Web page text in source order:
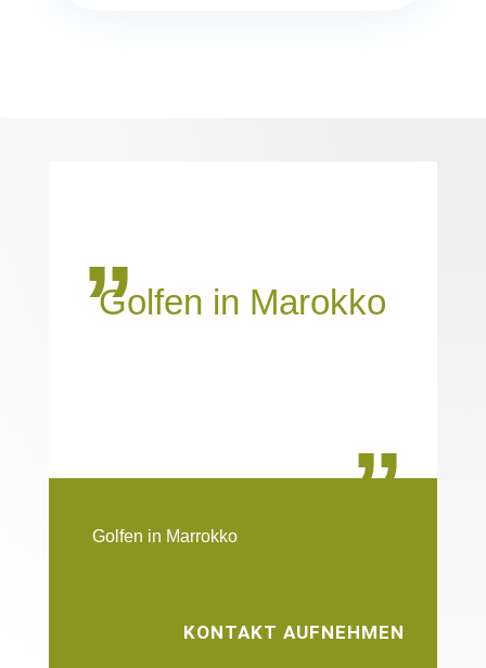
„
Golfen in Marokko
„
Golfen in Marrokko
KONTAKT AUFNEHMEN